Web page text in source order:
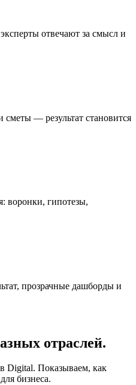
отвечают за смысл и
— результат становится
воронки, гипотезы,
прозрачные дашборды и
отраслей.
Digital. Показываем, как
бизнеса.